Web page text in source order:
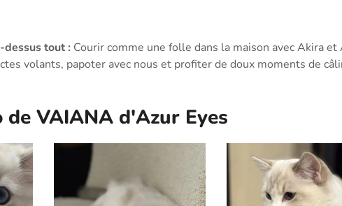
tout : Courir comme une folle dans la maison avec Akira
volants, papoter avec nous et profiter de doux moments de
VAIANA d'Azur Eyes